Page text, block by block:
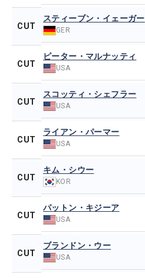
CUT
スティーブン・イェーガー
GER
CUT
ピーター・マルナッティ
USA
CUT
スコッティ・シェフラー
USA
CUT
ライアン・パーマー
USA
CUT
キム・シウー
KOR
CUT
パットン・キジーア
USA
CUT
ブランドン・ウー
USA